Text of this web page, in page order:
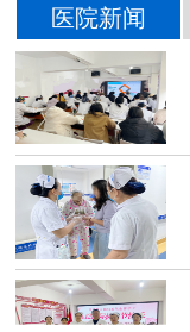
医院新闻